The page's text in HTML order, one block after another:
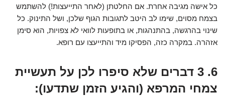
כל אישה מגיבה אחרת. אם החלטתן (לאחר התייעצות!) להשתמש
בצמח מסוים, שימו לב היטב לתגובות הגוף שלכן, ושל התינוק. כל
שינוי בהרגשה, בהתנהגות, או בתופעות לוואי לא צפויות, הוא סימן
אזהרה. במקרה כזה, הפסיקו מיד והתייעצו עם רופא.
6. 3 דברים שלא סיפרו לכן על תעשיית
צמחי המרפא (והגיע הזמן שתדעו):